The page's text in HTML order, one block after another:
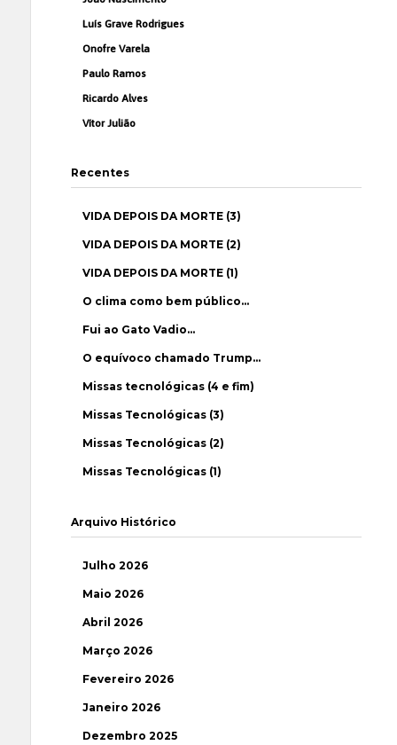
Luís Grave Rodrigues
Onofre Varela
Paulo Ramos
Ricardo Alves
Vítor Julião
Recentes
VIDA DEPOIS DA MORTE (3)
VIDA DEPOIS DA MORTE (2)
VIDA DEPOIS DA MORTE (1)
O clima como bem público…
Fui ao Gato Vadio…
O equívoco chamado Trump…
Missas tecnológicas (4 e fim)
Missas Tecnológicas (3)
Missas Tecnológicas (2)
Missas Tecnológicas (1)
Arquivo Histórico
Julho 2026
Maio 2026
Abril 2026
Março 2026
Fevereiro 2026
Janeiro 2026
Dezembro 2025